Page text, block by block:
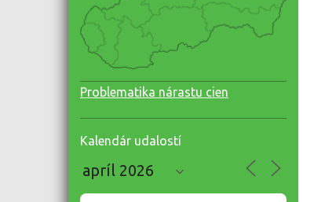
Problematika nárastu cien
Kalendár udalostí